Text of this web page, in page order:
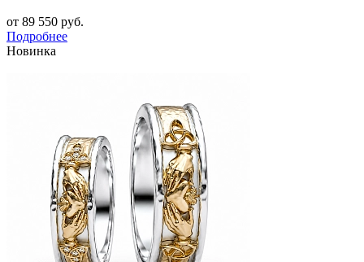
от 89 550 руб.
Подробнее
Новинка